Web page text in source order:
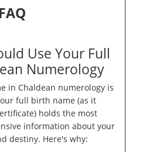
FAQ
Use Your Full
Numerology
in Chaldean numerology is
full birth name (as it
holds the most
information about your
destiny. Here's why: